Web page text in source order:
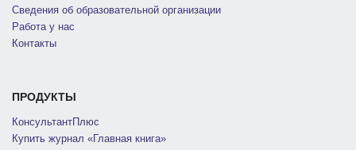
Сведения об образовательной организации
Работа у нас
Контакты
ПРОДУКТЫ
КонсультантПлюс
Купить журнал «Главная книга»